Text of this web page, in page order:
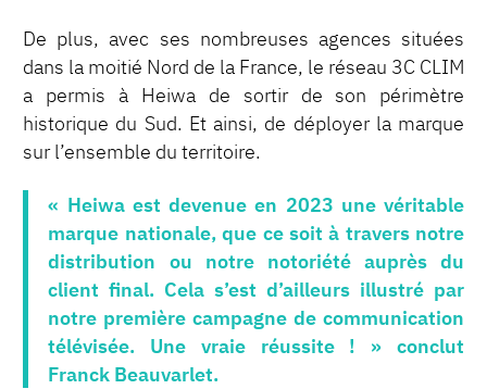
De plus, avec ses nombreuses agences situées
dans la moitié Nord de la France, le réseau 3C CLIM
a permis à Heiwa de sortir de son périmètre
historique du Sud. Et ainsi, de déployer la marque
sur l’ensemble du territoire.
« Heiwa est devenue en 2023 une véritable
marque nationale, que ce soit à travers notre
distribution ou notre notoriété auprès du
client final. Cela s’est d’ailleurs illustré par
notre première campagne de communication
télévisée. Une vraie réussite ! » conclut
Franck Beauvarlet.